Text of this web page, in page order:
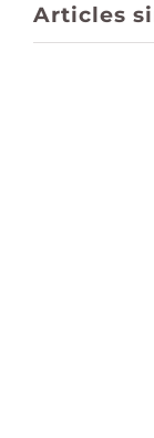
Articles